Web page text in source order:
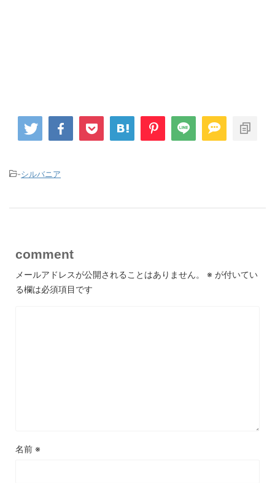
-シルバニア
comment
メールアドレスが公開されることはありません。 ※ が付いてい
る欄は必須項目です
名前 ※